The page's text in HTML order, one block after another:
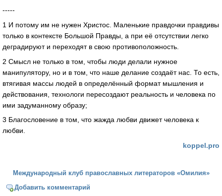
-----
1 И потому им не нужен Христос. Маленькие правдочки правдивы
только в контексте Большой Правды, а при её отсутствии легко
деградируют и переходят в свою противоположность.
2 Смысл не только в том, чтобы люди делали нужное
манипулятору, но и в том, что наше делание создаёт нас. То есть,
втягивая массы людей в определённый формат мышления и
действования, технологи пересоздают реальность и человека по
ими задуманному образу;
3 Благословение в том, что жажда любви движет человека к
любви.
koppel.pro
Международный клуб православных литераторов «Омилия»
Добавить комментарий